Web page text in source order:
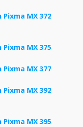
Pixma MX 372
Pixma MX 375
Pixma MX 377
Pixma MX 392
Pixma MX 395